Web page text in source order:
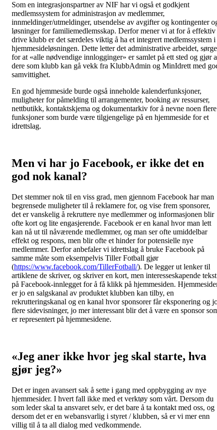
Som en integrasjonspartner av NIF har vi også et godkjent
medlemssystem for administrasjon av medlemmer,
innmeldinger/utmeldinger, utsendelse av avgifter og kontingenter
løsninger for familiemedlemsskap. Derfor mener vi at for å effektiv
drive klubb er det særdeles viktig å ha et integrert medlemssystem i
hjemmesideløsningen. Dette letter det administrative arbeidet,
for at «alle nødvendige innlogginger» er samlet på ett sted og gjør
dere som klubb kan gå vekk fra KlubbAdmin og MinIdrett med
samvittighet.
En god hjemmeside burde også inneholde kalenderfunksjoner,
muligheter for påmelding til arrangementer, booking av ressurser,
nettbutikk, kontaktskjema og dokumentarkiv for å nevne noen flere
funksjoner som burde være tilgjengelige på en hjemmeside for et
idrettslag.
Men vi har jo Facebook, er ikke det en
god nok kanal?
Det stemmer nok til en viss grad, men gjennom Facebook har man
begrensede muligheter til å reklamere for, og vise frem sponsorer,
det er vanskelig å rekruttere nye medlemmer og informasjonen blir
ofte kort og lite engasjerende. Facebook er en kanal hvor man lett
kan nå ut til nåværende medlemmer, og man ser ofte umiddelbar
effekt og respons, men blir ofte et hinder for potensielle nye
medlemmer. Derfor anbefaler vi idrettslag å bruke Facebook på
samme måte som eksempelvis Tiller Fotball gjør
(https://www.facebook.com/TillerFotball/). De legger ut lenker til
artiklene de skriver, og skriver en kort, men interesseskapende tekst
på Facebook-innlegget for å få klikk på hjemmesiden.
er jo en salgskanal av produktet klubben kan tilby, en
rekrutteringskanal og en kanal hvor sponsorer får eksponering og
flere sidevisninger, jo mer interessant blir det å være en sponsor
er representert på hjemmesidene.
«Jeg aner ikke hvor jeg skal starte, hva
gjør jeg?»
Det er ingen avansert sak å sette i gang med oppbygging av nye
hjemmesider. I hvert fall ikke med et verktøy som vårt. Dersom du
som leder skal ta ansvaret selv, er det bare å ta kontakt med oss, og
dersom det er en webansvarlig i styret / klubben, så er vi mer enn
villig til å ta all dialog med vedkommende.